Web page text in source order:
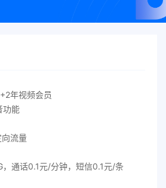
年视频会员
功能
流量
通话0.1元/分钟，短信0.1元/条